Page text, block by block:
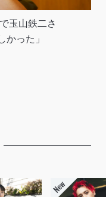
玉山鉄二さ
った」